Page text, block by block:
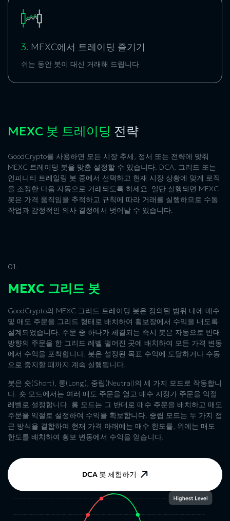
3. MEXC에서 트레이딩 즐기기
쉬는 동안 봇이 대신 거래해 드립니다
MEXC 봇 트레이딩 전략
GoodCrypto를 사용하면 모든 시장 추세, 정서 또는 전략에 맞춰
MEXC 트레이딩 봇을 맞춤 설정할 수 있습니다. DCA, 그리드 또는
인피니티 트레일링 봇 중에서 선택하고 현재 시장 상황에 맞게 로직
을 조정한 다음 자동으로 거래되도록 하세요. 일단 실행되면 MEXC
봇은 가격 움직임을 추적하고 규칙에 따라 거래를 실행하므로 수동
작업과 감정적인 의사 결정에서 벗어날 수 있습니다.
01.
MEXC 그리드 봇
GoodCrypto의 MEXC 그리드 트레이딩 봇은 정의된 범위 내에 매수
및 매도 주문을 그리드 형태로 배치하여 횡보장에서 수익을 내도록
설계되었습니다. 주문 중 하나가 체결되는 즉시 봇은 자동으로 반대
방향의 주문을 한 그리드 레벨 떨어진 곳에 배치하여 모든 가격 변동
에서 수익을 포착합니다. 봇은 설정된 목표 수익에 도달하거나 수동
으로 중지할 때까지 계속 실행됩니다.
봇은 숏(Short), 롱(Long), 중립(Neutral)의 세 가지 모드로 작동합니
다. 숏 모드에서는 여러 매도 주문을 열고 매수 지정가 주문을 익절
레벨로 설정합니다. 롱 모드는 그 반대로 매수 주문을 배치하고 매도
주문을 익절로 설정하여 수익을 확보합니다. 중립 모드는 두 가지 접
근 방식을 결합하여 현재 가격 아래에는 매수 한도를, 위에는 매도
한도를 배치하여 횡보 변동에서 수익을 얻습니다.
DCA 봇 체험하기